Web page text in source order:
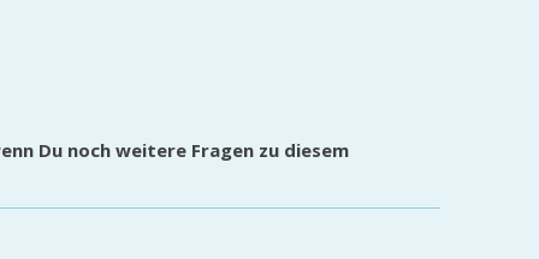
Du noch weitere Fragen zu diesem